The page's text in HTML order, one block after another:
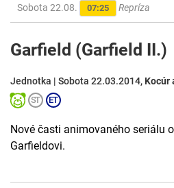
Sobota 22.08. 07:25 Repríza
Garfield (Garfield II.)
Jednotka | Sobota 22.03.2014, Kocúr
Nové časti animovaného seriálu
Garfieldovi.